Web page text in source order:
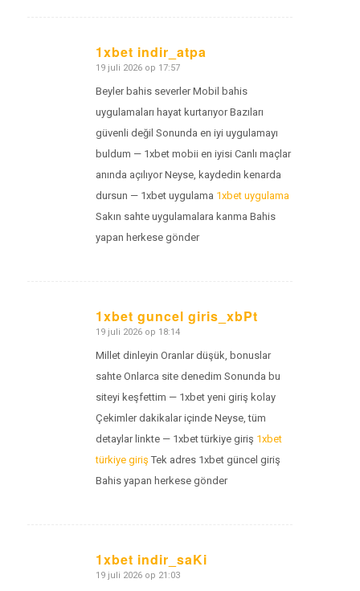
1xbet indir_atpa
zegt:
19 juli 2026 op 17:57
Beyler bahis severler Mobil bahis
uygulamaları hayat kurtarıyor Bazıları
güvenli değil Sonunda en iyi uygulamayı
buldum — 1xbet mobii en iyisi Canlı maçlar
anında açılıyor Neyse, kaydedin kenarda
dursun — 1xbet uygulama 1xbet uygulama
Sakın sahte uygulamalara kanma Bahis
yapan herkese gönder
1xbet guncel giris_xbPt
zegt:
19 juli 2026 op 18:14
Millet dinleyin Oranlar düşük, bonuslar
sahte Onlarca site denedim Sonunda bu
siteyi keşfettim — 1xbet yeni giriş kolay
Çekimler dakikalar içinde Neyse, tüm
detaylar linkte — 1xbet türkiye giriş 1xbet
türkiye giriş Tek adres 1xbet güncel giriş
Bahis yapan herkese gönder
1xbet indir_saKi
zegt:
19 juli 2026 op 21:03